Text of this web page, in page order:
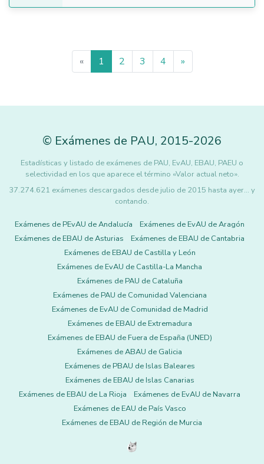
« 1 2 3 4 »
© Exámenes de PAU, 2015-2026
Estadísticas y listado de exámenes de PAU, EvAU, EBAU, PAEU o
selectividad en los que aparece el término «Valor actual neto».
37.274.621 exámenes descargados desde julio de 2015 hasta ayer... y
contando.
Exámenes de PEvAU de Andalucía
Exámenes de EvAU de Aragón
Exámenes de EBAU de Asturias
Exámenes de EBAU de Cantabria
Exámenes de EBAU de Castilla y León
Exámenes de EvAU de Castilla-La Mancha
Exámenes de PAU de Cataluña
Exámenes de PAU de Comunidad Valenciana
Exámenes de EvAU de Comunidad de Madrid
Exámenes de EBAU de Extremadura
Exámenes de EBAU de Fuera de España (UNED)
Exámenes de ABAU de Galicia
Exámenes de PBAU de Islas Baleares
Exámenes de EBAU de Islas Canarias
Exámenes de EBAU de La Rioja
Exámenes de EvAU de Navarra
Exámenes de EAU de País Vasco
Exámenes de EBAU de Región de Murcia